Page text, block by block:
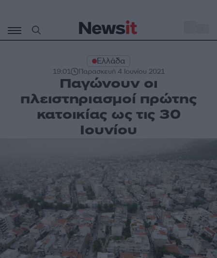
περιεχόμενο
Ελλάδα
19:01 Παρασκευή 4 Ιουνίου 2021
Παγώνουν οι
πλειστηριασμοί πρώτης
κατοικίας ως τις 30
Ιουνίου